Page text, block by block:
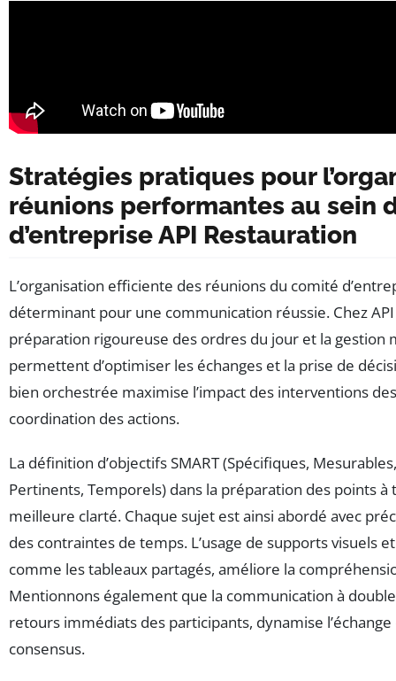
Stratégies pratiques pour
réunions performantes au sein
d’entreprise API Restauration
L’organisation efficiente des réunions du comité
déterminant pour une communication réussie. Chez
préparation rigoureuse des ordres du jour et la gestion
permettent d’optimiser les échanges et la prise de
bien orchestrée maximise l’impact des interventions
coordination des actions.
La définition d’objectifs SMART (Spécifiques,
Pertinents, Temporels) dans la préparation des points
meilleure clarté. Chaque sujet est ainsi abordé avec
des contraintes de temps. L’usage de supports visuels
comme les tableaux partagés, améliore la
Mentionnons également que la communication à
retours immédiats des participants, dynamise
consensus.